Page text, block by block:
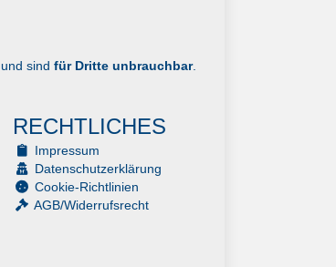
und sindfür Dritte unbrauchbar.
RECHTLICHES
Impressum
Datenschutzerklärung
Cookie-Richtlinien
AGB/Widerrufsrecht